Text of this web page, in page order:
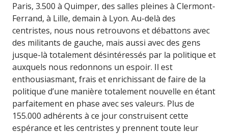
Paris, 3.500 à Quimper, des salles pleines à Clermont-
Ferrand, à Lille, demain à Lyon. Au-delà des
centristes, nous nous retrouvons et débattons avec
des militants de gauche, mais aussi avec des gens
jusque-là totalement désintéressés par la politique et
auxquels nous redonnons un espoir. Il est
enthousiasmant, frais et enrichissant de faire de la
politique d’une manière totalement nouvelle en étant
parfaitement en phase avec ses valeurs. Plus de
155.000 adhérents à ce jour construisent cette
espérance et les centristes y prennent toute leur